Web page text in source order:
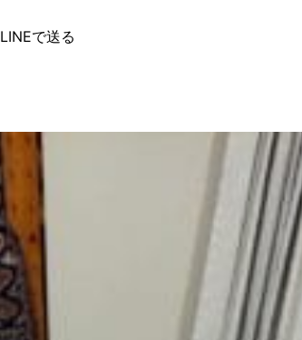
【アウトレット取扱店】
アウトレット神戸店
公式オンラインストア
LINEで送る